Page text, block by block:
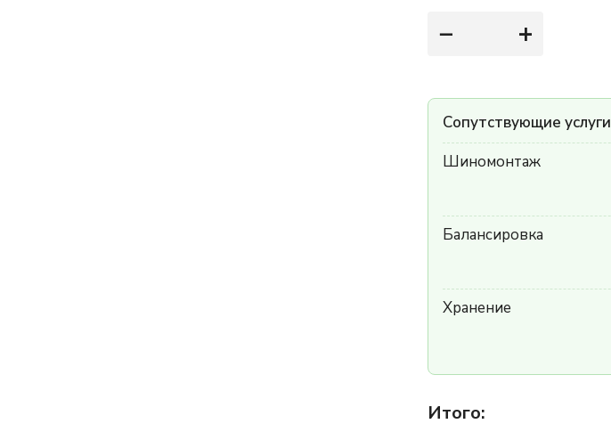
− +
Сопутствующие услуги
Шиномонтаж
Балансировка
Хранение
Итого: